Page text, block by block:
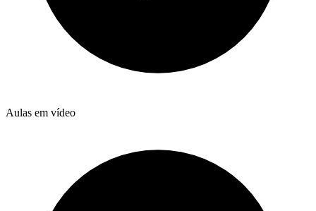
Aulas em vídeo